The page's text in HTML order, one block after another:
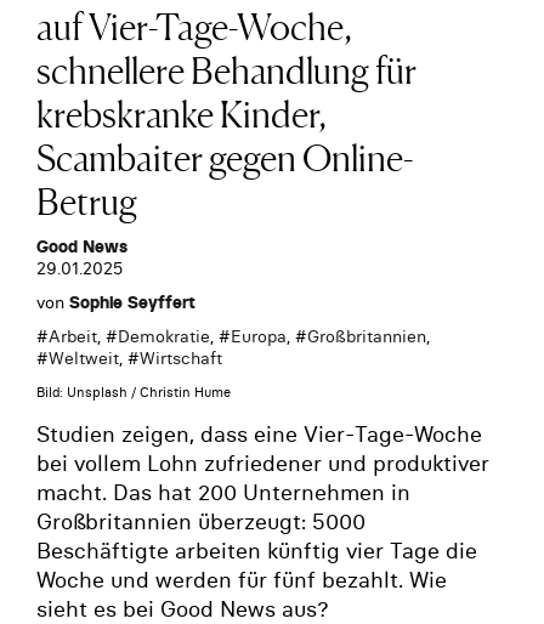
auf Vier-Tage-Woche,
schnellere Behandlung für
krebskranke Kinder,
Scambaiter gegen Online-
Betrug
Good News
29.01.2025
von Sophie Seyffert
#Arbeit, #Demokratie, #Europa, #Großbritannien,
#Weltweit, #Wirtschaft
Bild: Unsplash / Christin Hume
Studien zeigen, dass eine Vier-Tage-Woche
bei vollem Lohn zufriedener und produktiver
macht. Das hat 200 Unternehmen in
Großbritannien überzeugt: 5000
Beschäftigte arbeiten künftig vier Tage die
Woche und werden für fünf bezahlt. Wie
sieht es bei Good News aus?